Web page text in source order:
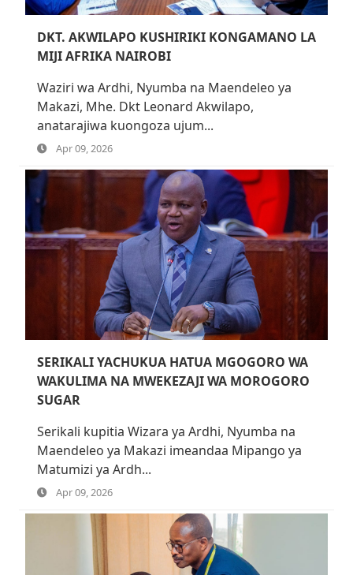
DKT. AKWILAPO KUSHIRIKI KONGAMANO LA
MIJI AFRIKA NAIROBI
Waziri wa Ardhi, Nyumba na Maendeleo ya
Makazi, Mhe. Dkt Leonard Akwilapo,
anatarajiwa kuongoza ujum...
Apr 09, 2026
SERIKALI YACHUKUA HATUA MGOGORO WA
WAKULIMA NA MWEKEZAJI WA MOROGORO
SUGAR
Serikali kupitia Wizara ya Ardhi, Nyumba na
Maendeleo ya Makazi imeandaa Mipango ya
Matumizi ya Ardh...
Apr 09, 2026